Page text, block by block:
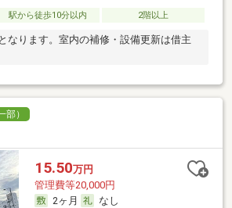
駅から徒歩10分以内 2階以上
なります。室内の補修・設備更新は借主
部）
15.50万円
管理費等20,000円
2ヶ月
なし